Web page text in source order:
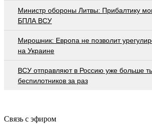
Министр обороны Литвы: Прибалтику
БПЛА ВСУ
Мирошник: Европа не позволит
на Украине
ВСУ отправляют в Россию уже больше
беспилотников за раз
Связь с эфиром